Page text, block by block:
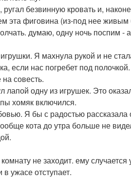
безвинную кровать и,
эта фиговина (из-под нее
думаю, одну ночь поспим -
Я махнула рукой и не
если нас погребет под
совесть.
одну из игрушек. Это
хомяк включился.
Я бы с радостью рассказала
кота до утра больше не
не заходит. ему случается
ужасе отступает.